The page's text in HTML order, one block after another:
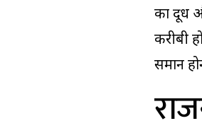
का दूध
करीबी
समान